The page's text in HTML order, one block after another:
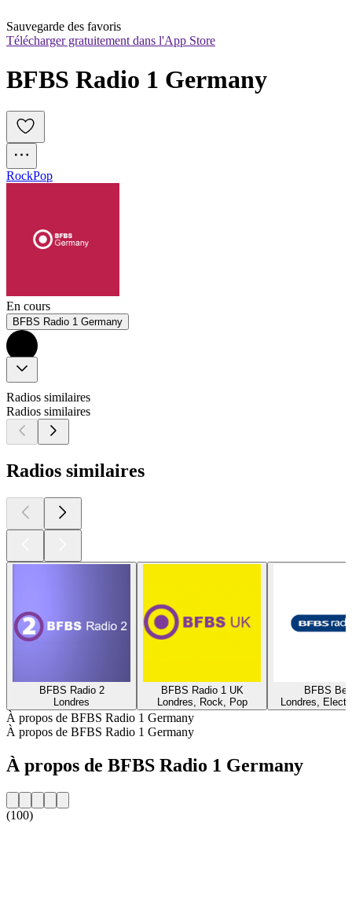
Sauvegarde des favoris
Télécharger gratuitement dans l'App Store
BFBS Radio 1 Germany
RockPop
En cours
BFBS Radio 1 Germany
Radios similaires
Radios similaires
Radios similaires
BFBS Radio 2
Londres
BFBS Radio 1 UK
Londres, Rock, Pop
BFBS
Londres,
À propos de BFBS Radio 1 Germany
À propos de BFBS Radio 1 Germany
À propos de BFBS Radio 1 Germany
(100)